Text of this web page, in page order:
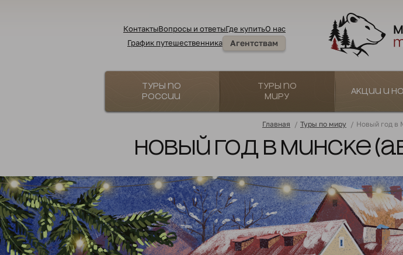
КонтактыВопросы и ответыГде купитьО нас
График путешественника
Агентствам
Туры по
России
Туры по
миру
Акции и
Главная / Туры по миру / Новый год в
Новый год в Минске